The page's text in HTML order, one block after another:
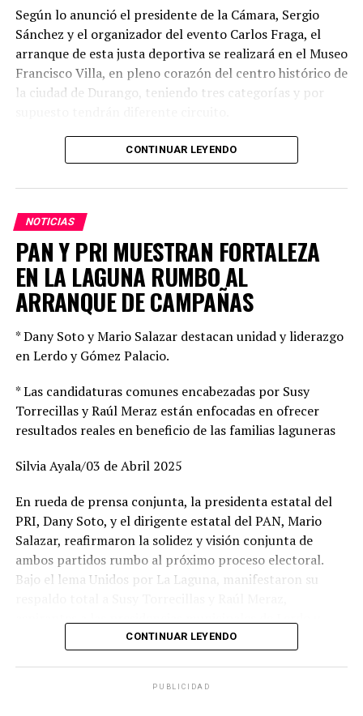
Según lo anunció el presidente de la Cámara, Sergio
Sánchez y el organizador del evento Carlos Fraga, el
arranque de esta justa deportiva se realizará en el Museo
Francisco Villa, en pleno corazón del centro histórico de
la ciudad de Durango, teniendo tres categorías y por
La invitación a participar en este evento y para ello, se
podrán registrar tanto en la cámara (Francisco I
Madero, pasando Aquiles Serdán), pastelería Monchys
Destacaron que la inscripción hasta el 31 de octubre,
tiene un costo de 350 pesos, pero a partir del 01 de
noviembre sube a 400 pesos, de ahí la invitación a
registrarse lo antes posible y aprovechar el descuento.
CONTINUAR LEYENDO
NOTICIAS
PAN Y PRI MUESTRAN FORTALEZA
EN LA LAGUNA RUMBO AL
ARRANQUE DE CAMPAÑAS
* Dany Soto y Mario Salazar destacan unidad y liderazgo
en Lerdo y Gómez Palacio.
* Las candidaturas comunes encabezadas por Susy
Torrecillas y Raúl Meraz están enfocadas en ofrecer
resultados reales en beneficio de las familias laguneras
Silvia Ayala/03 de Abril 2025
En rueda de prensa conjunta, la presidenta estatal del
PRI, Dany Soto, y el dirigente estatal del PAN, Mario
Salazar, reafirmaron la solidez y visión conjunta de
ambos partidos rumbo al próximo proceso electoral.
Bajo el lema Unidos por La Laguna, manifestaron su
Gómez Palacio, respectivamente, a quienes describieron
como perfiles con preparación, experiencia y profundo
CONTINUAR LEYENDO
PUBLICIDAD